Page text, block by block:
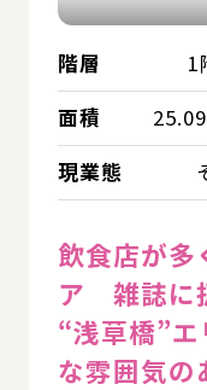
階層
1
面積
現業態
飲食店が多
ア 雑誌に
“浅草橋”
な雰囲気の